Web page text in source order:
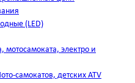
(LED)
мотосамоката, электро и
самокатов, детских ATV